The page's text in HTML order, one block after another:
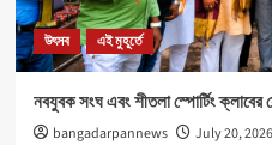
উৎসব এই মুহূর্তে
নবযুবক সংঘ এবং শীতলা স্পোর্টিং
bangadarpannews July 20, 2026